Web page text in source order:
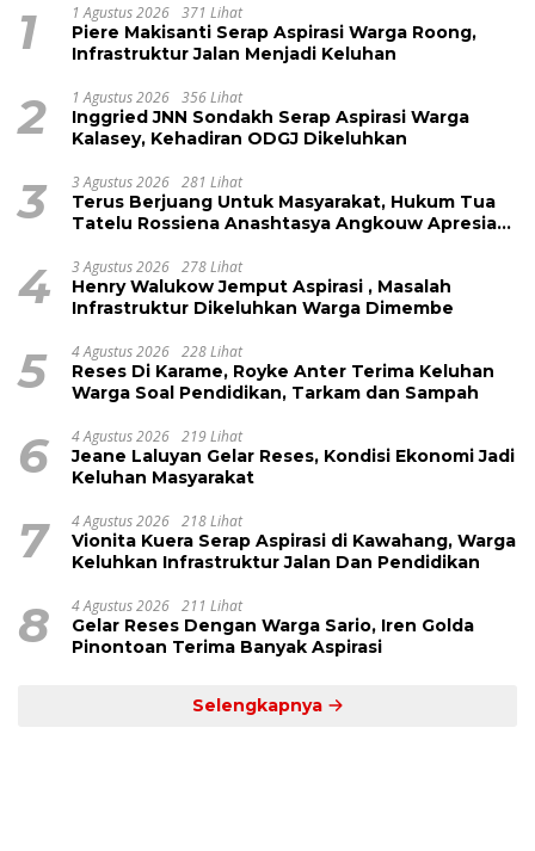
1 1 Agustus 2026 371 Lihat
Piere Makisanti Serap Aspirasi Warga Roong,
Infrastruktur Jalan Menjadi Keluhan
2 1 Agustus 2026 356 Lihat
Inggried JNN Sondakh Serap Aspirasi Warga
Kalasey, Kehadiran ODGJ Dikeluhkan
3 3 Agustus 2026 281 Lihat
Terus Berjuang Untuk Masyarakat, Hukum Tua
Tatelu Rossiena Anashtasya Angkouw Apresiasi
4 3 Agustus 2026 278 Lihat
Henry Walukow Jemput Aspirasi , Masalah
Infrastruktur Dikeluhkan Warga Dimembe
5 4 Agustus 2026 228 Lihat
Reses Di Karame, Royke Anter Terima Keluhan
Warga Soal Pendidikan, Tarkam dan Sampah
6 4 Agustus 2026 219 Lihat
Jeane Laluyan Gelar Reses, Kondisi Ekonomi Jadi
Keluhan Masyarakat
7 4 Agustus 2026 218 Lihat
Vionita Kuera Serap Aspirasi di Kawahang, Warga
Keluhkan Infrastruktur Jalan Dan Pendidikan
8 4 Agustus 2026 211 Lihat
Gelar Reses Dengan Warga Sario, Iren Golda
Pinontoan Terima Banyak Aspirasi
Selengkapnya